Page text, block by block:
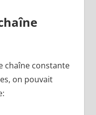
chaîne constante
on pouvait